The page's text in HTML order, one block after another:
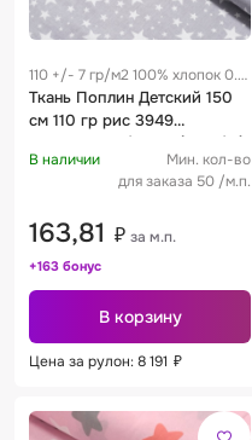
110 +/- 7 гр/м2 100% хлопок 0.3
м
Ткань Поплин Детский 150
см 110 гр рис 3949
звездопад о/м сер (2292/17)
В наличии
Мин. кол-во
для заказа 50 /м.п.
163,81 ₽ за м.п.
+163 бонус
В корзину
Цена за рулон: 8 191 ₽